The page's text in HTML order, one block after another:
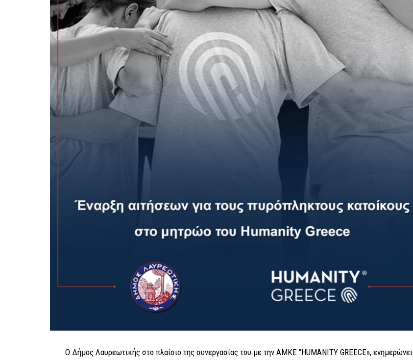
Ο Δήμος Λαυρεωτικής στο πλαίσιο της συνεργασίας του με την ΑΜΚΕ “HUMANITY GREECE», ενημερώνει